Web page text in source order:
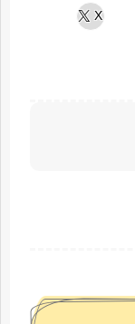
X